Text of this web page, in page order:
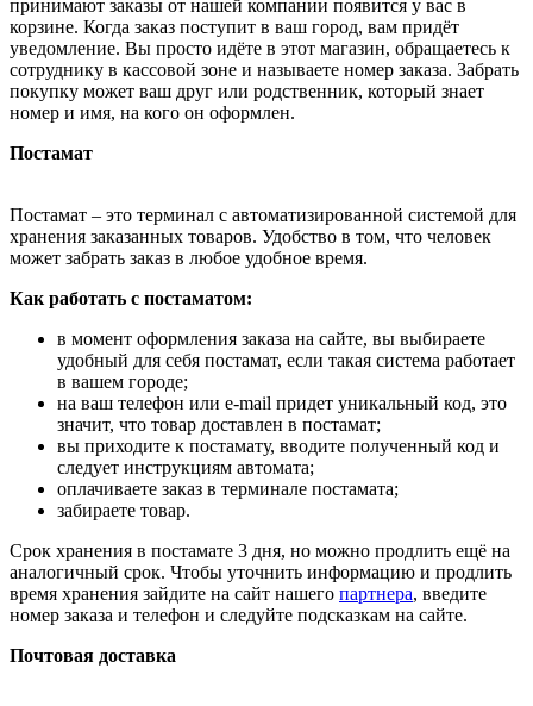
принимают заказы от нашей компании появится у вас в
корзине. Когда заказ поступит в ваш город, вам придёт
уведомление. Вы просто идёте в этот магазин, обращаетесь к
сотруднику в кассовой зоне и называете номер заказа. Забрать
покупку может ваш друг или родственник, который знает
номер и имя, на кого он оформлен.
Постамат
Постамат – это терминал с автоматизированной системой для
хранения заказанных товаров. Удобство в том, что человек
может забрать заказ в любое удобное время.
Как работать с постаматом:
в момент оформления заказа на сайте, вы выбираете
удобный для себя постамат, если такая система работает
в вашем городе;
на ваш телефон или e-mail придет уникальный код, это
значит, что товар доставлен в постамат;
вы приходите к постамату, вводите полученный код и
следует инструкциям автомата;
оплачиваете заказ в терминале постамата;
забираете товар.
Срок хранения в постамате 3 дня, но можно продлить ещё на
аналогичный срок. Чтобы уточнить информацию и продлить
время хранения зайдите на сайт нашего партнера, введите
номер заказа и телефон и следуйте подсказкам на сайте.
Почтовая доставка